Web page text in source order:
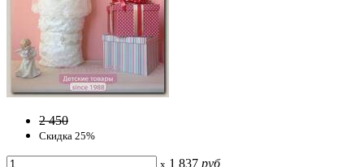
2 450
Скидка 25%
x 1 837 руб